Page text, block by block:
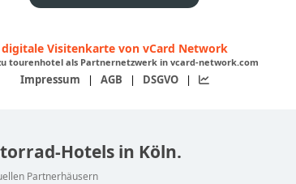
digitale Visitenkarte von vCard Network
tourenhotel als Partnernetzwerk in vcard-network.com
Impressum | AGB | DSGVO |
Hotels in Köln.
Partnerhäusern